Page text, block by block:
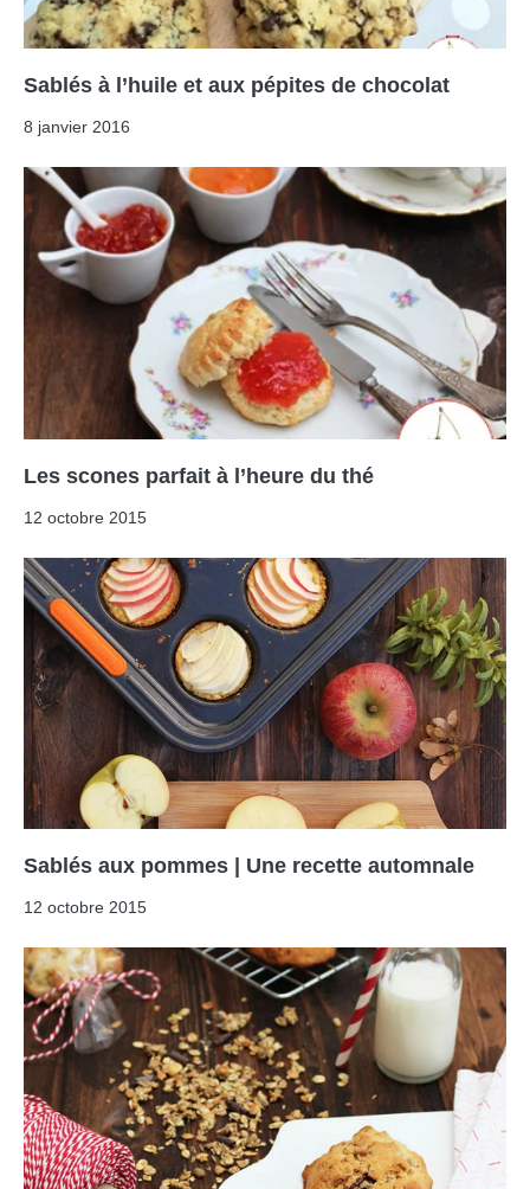
Sablés à l’huile et aux pépites de chocolat
8 janvier 2016
Les scones parfait à l’heure du thé
12 octobre 2015
Sablés aux pommes | Une recette automnale
12 octobre 2015